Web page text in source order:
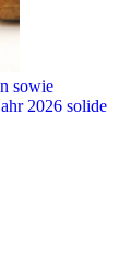
sowie
2026 solide